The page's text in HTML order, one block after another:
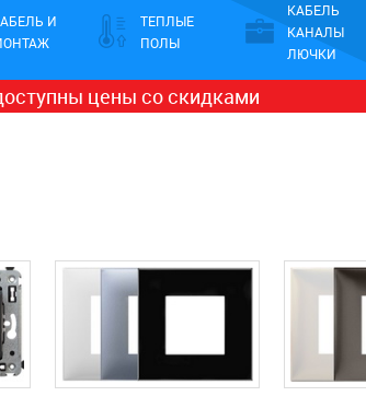
И
ТЕПЛЫЕ
ПОЛЫ
КАБЕЛЬ
КАНАЛЫ
ЛЮЧКИ
цены со скидками